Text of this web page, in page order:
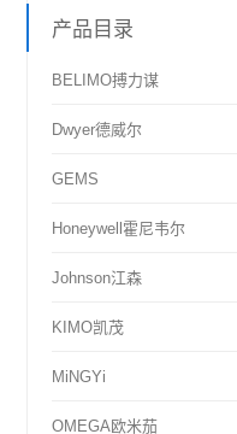
产品目录
BELIMO搏力谋
Dwyer德威尔
GEMS
Honeywell霍尼韦尔
Johnson江森
KIMO凯茂
MiNGYi
OMEGA欧米茄